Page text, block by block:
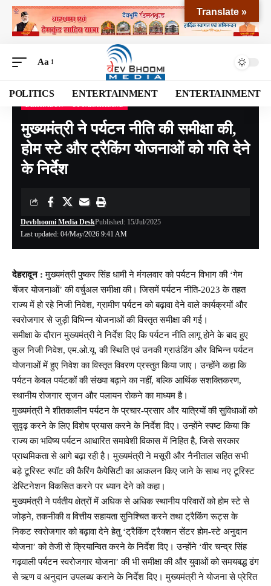
Aa
POLITICS ENTERTAINMENT ENTERTAINMENT
Devbhoomi Media >Blog>NATIONAL>UTTARAKHAND>DEHRADUN
मुख्यमंत्री ने पर्यटन नीति की समीक्षा की,
होम स्टे और ट्रैकिंग योजनाओं को गति देने
के निर्देश
Last updated: 04/May/2026 9:41 AM
Devbhoomi Media DeskPublished: 15/Jul/2025
देहरादून :मुख्यमंत्री पुष्कर सिंह धामी ने मंगलवार को पर्यटन विभाग की ‘गेम
चेंजर योजनाओं’ की वर्चुअल समीक्षा की। जिसमें पर्यटन नीति-2023 के तहत
राज्य में हो रहे निजी निवेश, ग्रामीण पर्यटन को बढ़ावा देने वाले कार्यक्रमों और
स्वरोजगार से जुड़ी विभिन्न योजनाओं की विस्तृत समीक्षा की गई।
समीक्षा के दौरान मुख्यमंत्री ने निर्देश दिए कि पर्यटन नीति लागू होने के बाद हुए
कुल निजी निवेश, एम.ओ.यू. की स्थिति एवं उनकी ग्राउंडिंग और विभिन्न पर्यटन
योजनाओं में हुए निवेश का विस्तृत विवरण प्रस्तुत किया जाए। उन्होंने कहा कि
पर्यटन केवल पर्यटकों की संख्या बढ़ाने का नहीं, बल्कि आर्थिक सशक्तिकरण,
स्थानीय रोजगार सृजन और पलायन रोकने का माध्यम है।
मुख्यमंत्री ने शीतकालीन पर्यटन के प्रचार-प्रसार और यात्रियों की सुविधाओं को
सुदृढ़ करने के लिए विशेष प्रयास करने के निर्देश दिए। उन्होंने स्पष्ट किया कि
राज्य का भविष्य पर्यटन आधारित समावेशी विकास में निहित है, जिसे सरकार
प्राथमिकता से आगे बढ़ा रही है। मुख्यमंत्री ने मसूरी और नैनीताल सहित सभी
बड़े टूरिस्ट स्पॉट की कैरिंग कैपेसिटी का आकलन किए जाने के साथ नए टूरिस्ट
डेस्टिनेशन विकसित करने पर ध्यान देने को कहा।
मुख्यमंत्री ने पर्वतीय क्षेत्रों में अधिक से अधिक स्थानीय परिवारों को होम स्टे से
जोड़ने, तकनीकी व वित्तीय सहायता सुनिश्चित करने तथा ट्रैकिंग रूट्स के
निकट स्वरोजगार को बढ़ावा देने हेतु ‘ट्रैकिंग ट्रैक्शन सेंटर होम-स्टे अनुदान
योजना’ को तेजी से क्रियान्वित करने के निर्देश दिए। उन्होंने ‘वीर चन्द्र सिंह
गढ़वाली पर्यटन स्वरोजगार योजना’ की भी समीक्षा की और युवाओं को समयबद्ध ढंग
से ऋण व अनुदान उपलब्ध कराने के निर्देश दिए। मुख्यमंत्री ने योजना से प्रेरित
Translate »